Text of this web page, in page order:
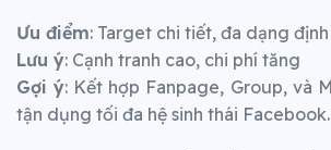
Ưu điểm: Target chi tiết, đa dạng
Lưu ý: Cạnh tranh cao, chi phí tăng
Gợi ý: Kết hợp Fanpage, Group, và
tận dụng tối đa hệ sinh thái Facebook.